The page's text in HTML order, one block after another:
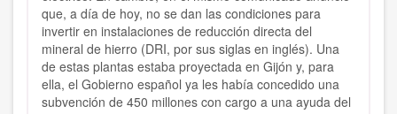
que, a día de hoy, no se dan las condiciones para
invertir en instalaciones de reducción directa del
mineral de hierro (DRI, por sus siglas en inglés). Una
de estas plantas estaba proyectada en Gijón y, para
ella, el Gobierno español ya les había concedido una
subvención de 450 millones con cargo a una ayuda del